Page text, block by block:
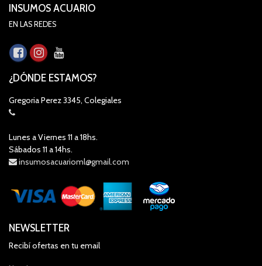
INSUMOS ACUARIO
EN LAS REDES
¿DÓNDE ESTAMOS?
Gregoria Perez 3345, Colegiales
Lunes a Viernes 11 a 18hs.
Sábados 11 a 14hs.
insumosacuarioml@gmail.com
NEWSLETTER
Recibí ofertas en tu email